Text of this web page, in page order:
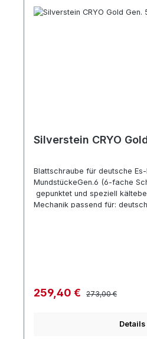
Silverstein CRYO
Blattschraube für deutsche
MundstückeGen.6 (6-fache
gepunktet und speziell
Mechanik passend für: deutsche Es-Klarinette
Verkaufspreis:
259,40 € Regulärer Preis:
273,00 €
Details